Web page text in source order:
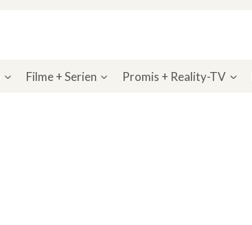
Filme + Serien Promis + Reality-TV